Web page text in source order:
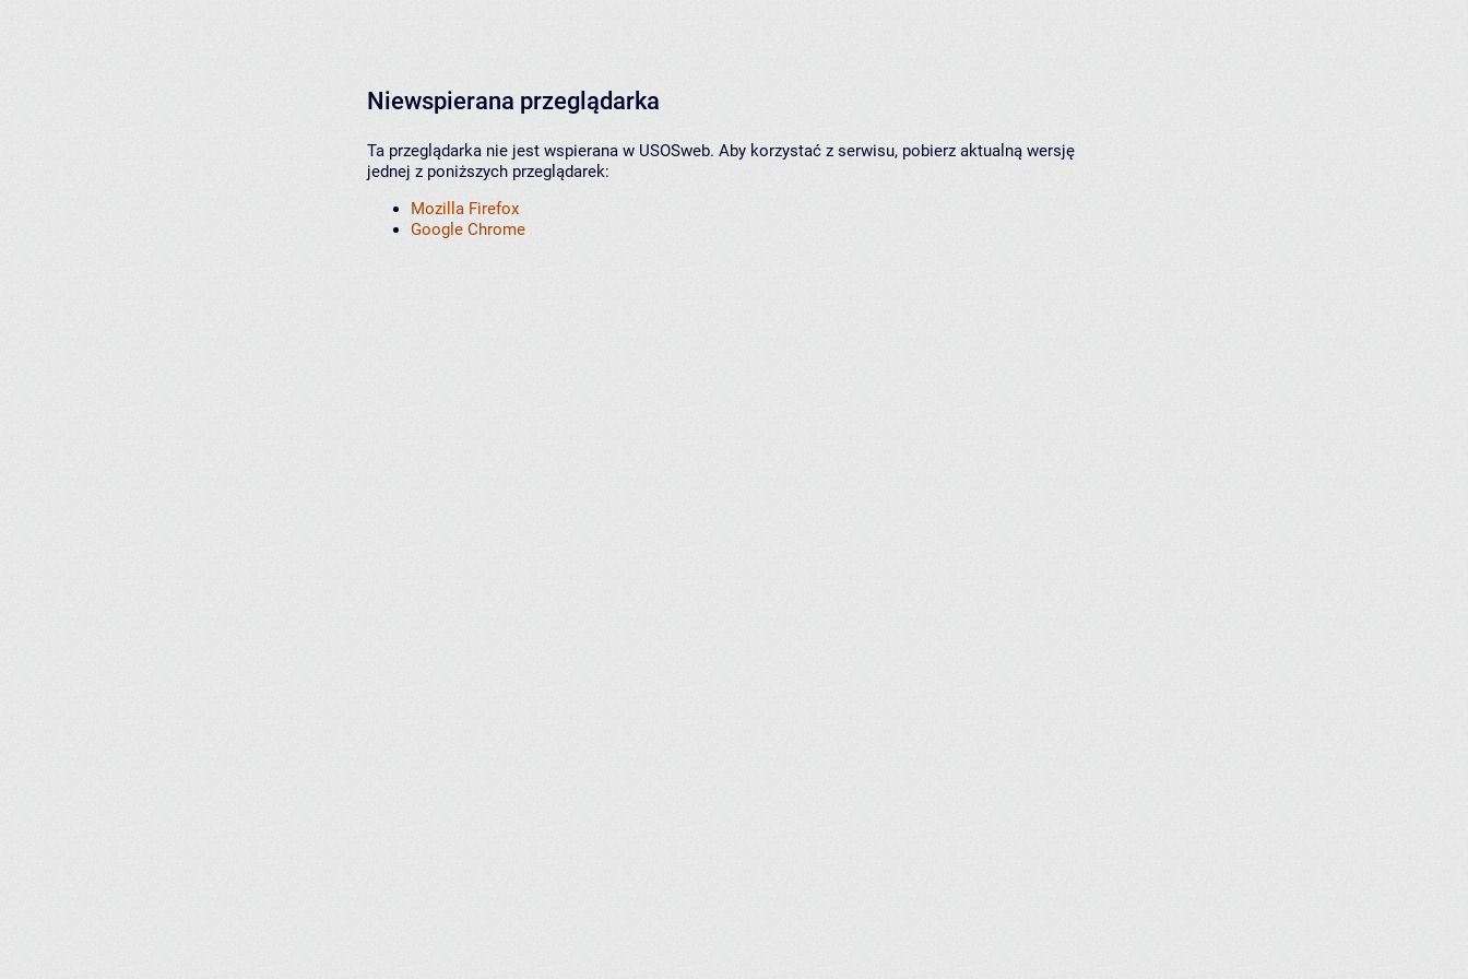
Niewspierana przeglądarka
Ta przeglądarka nie jest wspierana w USOSweb. Aby korzystać z serwisu, pobierz aktualną wersję
jednej z poniższych przeglądarek:
Mozilla Firefox
Google Chrome